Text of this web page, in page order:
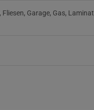
Fliesen Garage Gas Laminat